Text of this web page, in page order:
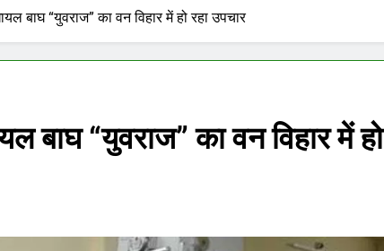
बाघ “युवराज” का वन विहार में हो रहा उपचार
बाघ “युवराज” का वन विहार में हो